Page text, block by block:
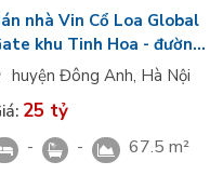
nhà Vin Cổ Loa Global
khu Tinh Hoa - đường
Gia 4 hướng Đông
diện tích 67,5m2
huyện Đông Anh, Hà Nội
25 tỷ
- - 67.5 m²